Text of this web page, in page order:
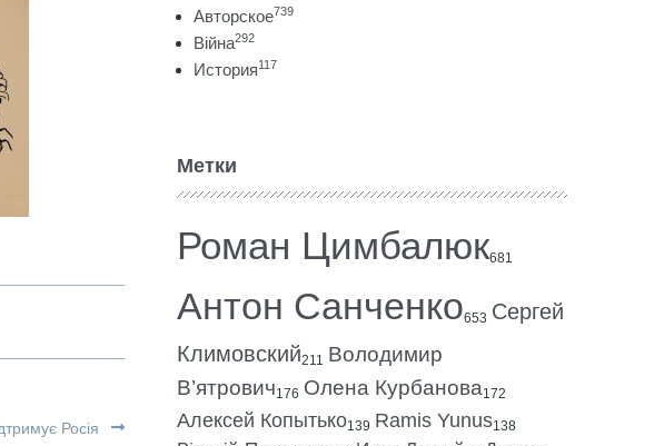
Росія
Авторское739
Війна292
История117
Метки
Роман Цимбалюк681
Антон Санченко653 Сергей
Климовский211 Володимир
В’ятрович176 Олена Курбанова172
Алексей Копытько139 Ramis Yunus138